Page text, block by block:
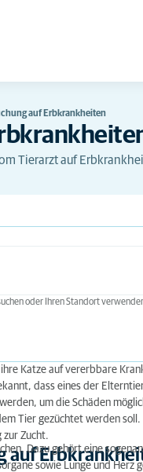
auf Erbkrankheiten
Tierarzt auf
oder Ihren Standort
Katze auf vererbbare
dass eines der
um die Schäden
Tier gezüchtet werden soll.
zur Zucht.
aufDazu gehört eine
sowie Lunge und Herz